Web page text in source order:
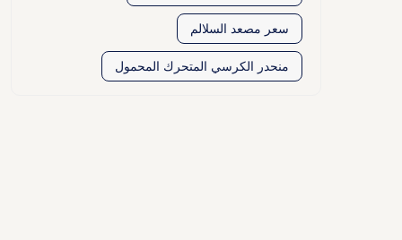
سعر مصعد السلالم
منحدر الكرسي المتحرك المحمول